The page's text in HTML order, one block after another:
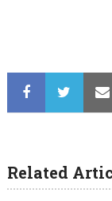
Related